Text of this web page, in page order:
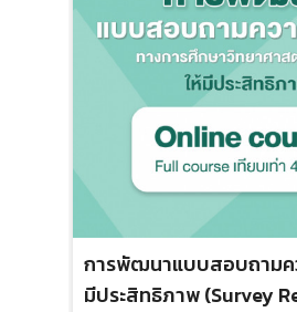
การพัฒนาแบบสอบถามค
มีประสิทธิภาพ (Survey